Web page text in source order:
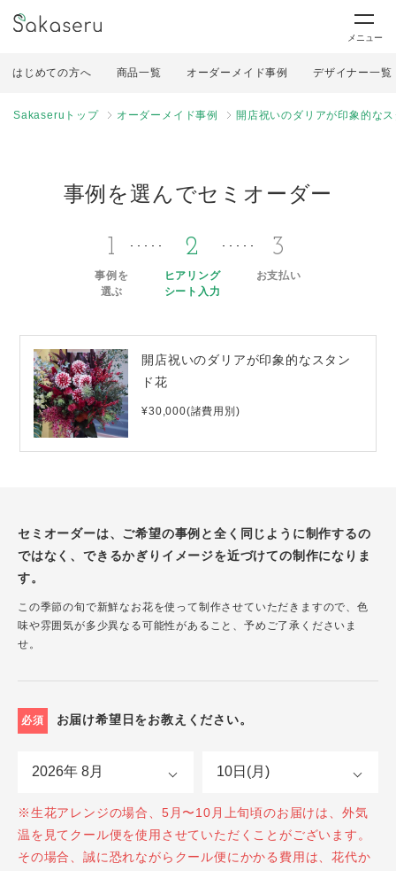
メニュー
はじめての方へ 商品一覧 オーダーメイド事例 デザイナー一覧
Sakaseruトップ オーダーメイド事例 開店祝いのダリアが印象的な
事例を選んでセミオーダー
1
事例を
選ぶ
2
ヒアリング
シート入力
3
お支払い
開店祝いのダリアが印象的なスタン
ド花
¥30,000(諸費用別)
セミオーダーは、ご希望の事例と全く同じように制作するの
ではなく、できるかぎりイメージを近づけての制作になりま
す。
この季節の旬で新鮮なお花を使って制作させていただきますので、色
味や雰囲気が多少異なる可能性があること、予めご了承くださいま
せ。
必須 お届け希望日をお教えください。
※生花アレンジの場合、5月〜10月上旬頃のお届けは、外気
温を見てクール便を使用させていただくことがございます。
その場合、誠に恐れながらクール便にかかる費用は、花代か